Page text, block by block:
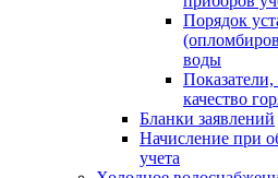
Порядок
воды
качество
Бланки заявлений
Начисление при
учета